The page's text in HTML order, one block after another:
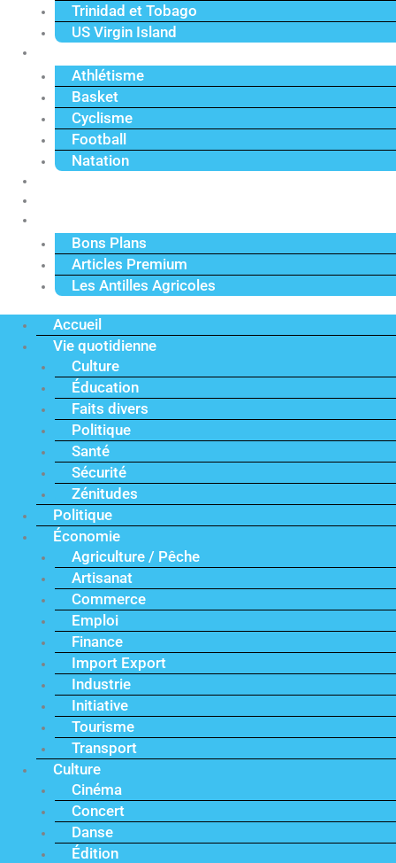
Trinidad et Tobago
US Virgin Island
Athlétisme
Basket
Cyclisme
Football
Natation
Bons Plans
Articles Premium
Les Antilles Agricoles
Accueil
Vie quotidienne
Culture
Éducation
Faits divers
Politique
Santé
Sécurité
Zénitudes
Politique
Économie
Agriculture / Pêche
Artisanat
Commerce
Emploi
Finance
Import Export
Industrie
Initiative
Tourisme
Transport
Culture
Cinéma
Concert
Danse
Édition